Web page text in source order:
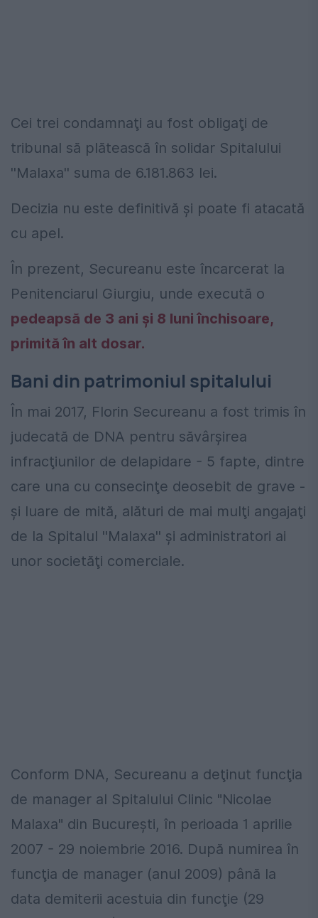
Cei trei condamnaţi au fost obligaţi de
tribunal să plătească în solidar Spitalului
''Malaxa'' suma de 6.181.863 lei.
Decizia nu este definitivă şi poate fi atacată
cu apel.
În prezent, Secureanu este încarcerat la
Penitenciarul Giurgiu, unde execută o
pedeapsă de 3 ani şi 8 luni închisoare,
primită în alt dosar.
Bani din patrimoniul spitalului
În mai 2017, Florin Secureanu a fost trimis în
judecată de DNA pentru săvârşirea
infracţiunilor de delapidare - 5 fapte, dintre
care una cu consecinţe deosebit de grave -
şi luare de mită, alături de mai mulţi angajaţi
de la Spitalul ''Malaxa'' şi administratori ai
unor societăţi comerciale.
Conform DNA, Secureanu a deţinut funcţia
de manager al Spitalului Clinic "Nicolae
Malaxa" din Bucureşti, în perioada 1 aprilie
2007 - 29 noiembrie 2016. După numirea în
funcţia de manager (anul 2009) până la
data demiterii acestuia din funcţie (29